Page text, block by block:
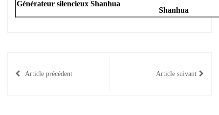
Générateur silencieux Shanhua
Shanhua
Article précédent Article suivant